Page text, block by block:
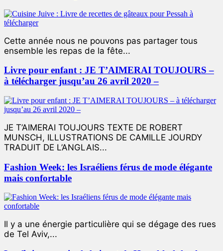
Cette année nous ne pouvons pas partager tous
ensemble les repas de la fête...
Livre pour enfant : JE T’AIMERAI TOUJOURS –
à télécharger jusqu’au 26 avril 2020 –
JE T’AIMERAI TOUJOURS TEXTE DE ROBERT
MUNSCH, ILLUSTRATIONS DE CAMILLE JOURDY
TRADUIT DE L’ANGLAIS...
Fashion Week: les Israéliens férus de mode élégante
mais confortable
Il y a une énergie particulière qui se dégage des rues
de Tel Aviv,...